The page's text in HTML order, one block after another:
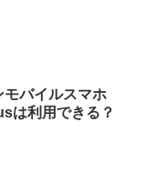
モバイルスマホ
は利用できる？